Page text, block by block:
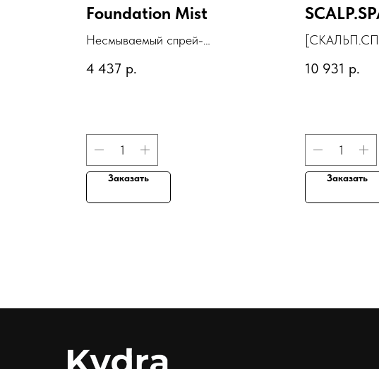
Foundation Mist
Несмываемый спрей-
4 437 р.
Заказать
кожи головы
10 931 р.
Заказать